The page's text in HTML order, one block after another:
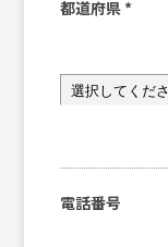
都道府県 *
電話番号